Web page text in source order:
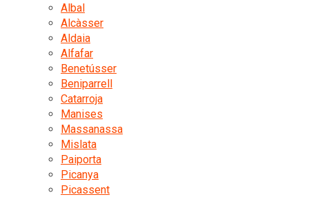
Albal
Alcàsser
Aldaia
Alfafar
Benetússer
Beniparrell
Catarroja
Manises
Massanassa
Mislata
Paiporta
Picanya
Picassent